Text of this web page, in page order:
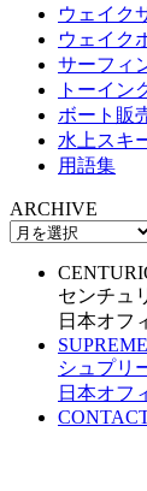
ウェイク
ウェイク
サーフィ
トーイン
ボート販
水上スキ
用語集
ARCHIVE
センチュ
日本オフ
シュプリ
日本オフ